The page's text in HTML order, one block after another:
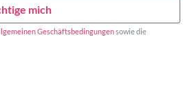
mich
Geschäftsbedingungensowie die